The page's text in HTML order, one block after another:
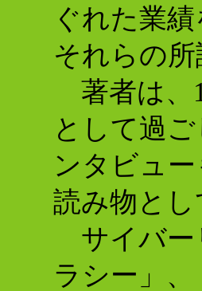
ぐれた業
それらの
著者は、
として過
ンタビュ
読み物と
サイバー
ラシー」